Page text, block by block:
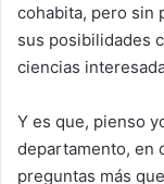
cohabita, pero sin
sus posibilidades
ciencias
Y es que, pienso
departamento, en
preguntas más